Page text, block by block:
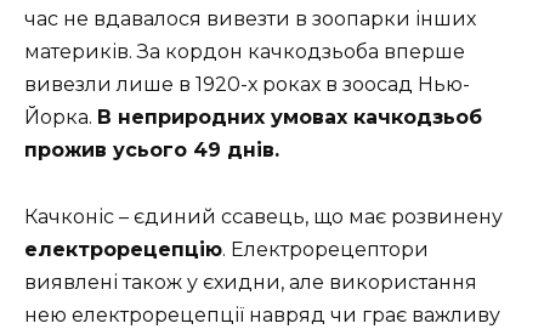
час не вдавалося вивезти в зоопарки інших
материків. За кордон качкодзьоба вперше
вивезли лише в 1920-х роках в зоосад Нью-
Йорка. В неприродних умовах качкодзьоб
прожив усього 49 днів.
Качконіс – єдиний ссавець, що має розвинену
електрорецепцію. Електрорецептори
виявлені також у єхидни, але використання
нею електрорецепції навряд чи грає важливу